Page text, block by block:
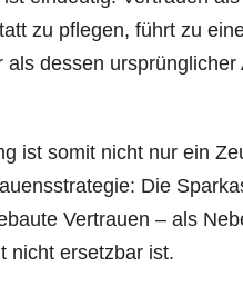
zu pfle­gen, führt zu
des­sen
ist somit nicht nur ein
Die
Ver­trau­en – als
nicht ersetz­bar ist.